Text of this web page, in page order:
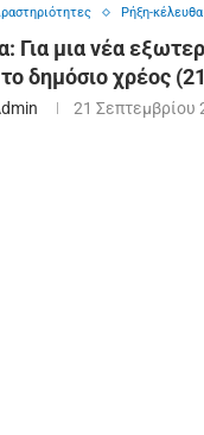
Ρήξη-κέλευθα
Για μια νέα
το δημόσιο χρέος
21 Σεπτεμβρίου